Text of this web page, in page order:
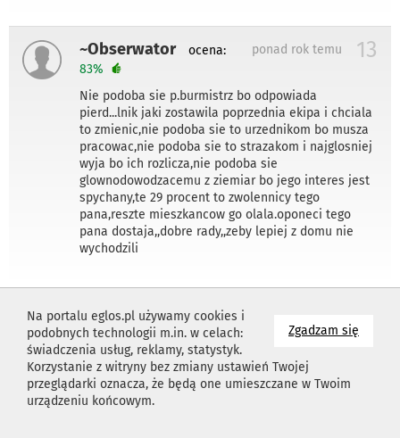
Zgadzam się
Na portalu eglos.pl używamy cookies i
podobnych technologii m.in. w celach:
świadczenia usług, reklamy, statystyk.
Korzystanie z witryny bez zmiany ustawień Twojej
przeglądarki oznacza, że będą one umieszczane w Twoim
urządzeniu końcowym.
~Obserwator 13
ponad rok temu
ocena:
83%
Nie podoba sie p.burmistrz bo odpowiada
pierd...lnik jaki zostawila poprzednia ekipa i chciala
to zmienic,nie podoba sie to urzednikom bo musza
pracowac,nie podoba sie to strazakom i najglosniej
wyja bo ich rozlicza,nie podoba sie
glownodowodzacemu z ziemiar bo jego interes jest
spychany,te 29 procent to zwolennicy tego
pana,reszte mieszkancow go olala.oponeci tego
pana dostaja,,dobre rady,,zeby lepiej z domu nie
wychodzili
~Ludwik ocena: 31%
"Po nas choćby potop" .... Dziękuję Pani redaktor za
ten artykuł. Jest to pierwszy tak rzetelny i
dopracowany materiał o sytuacji w gminie Bolimów.
Zachęcam wszystkich do przeczytania go, bez
emocji i ze zrozumieniem. Artykuł to podsumowanie